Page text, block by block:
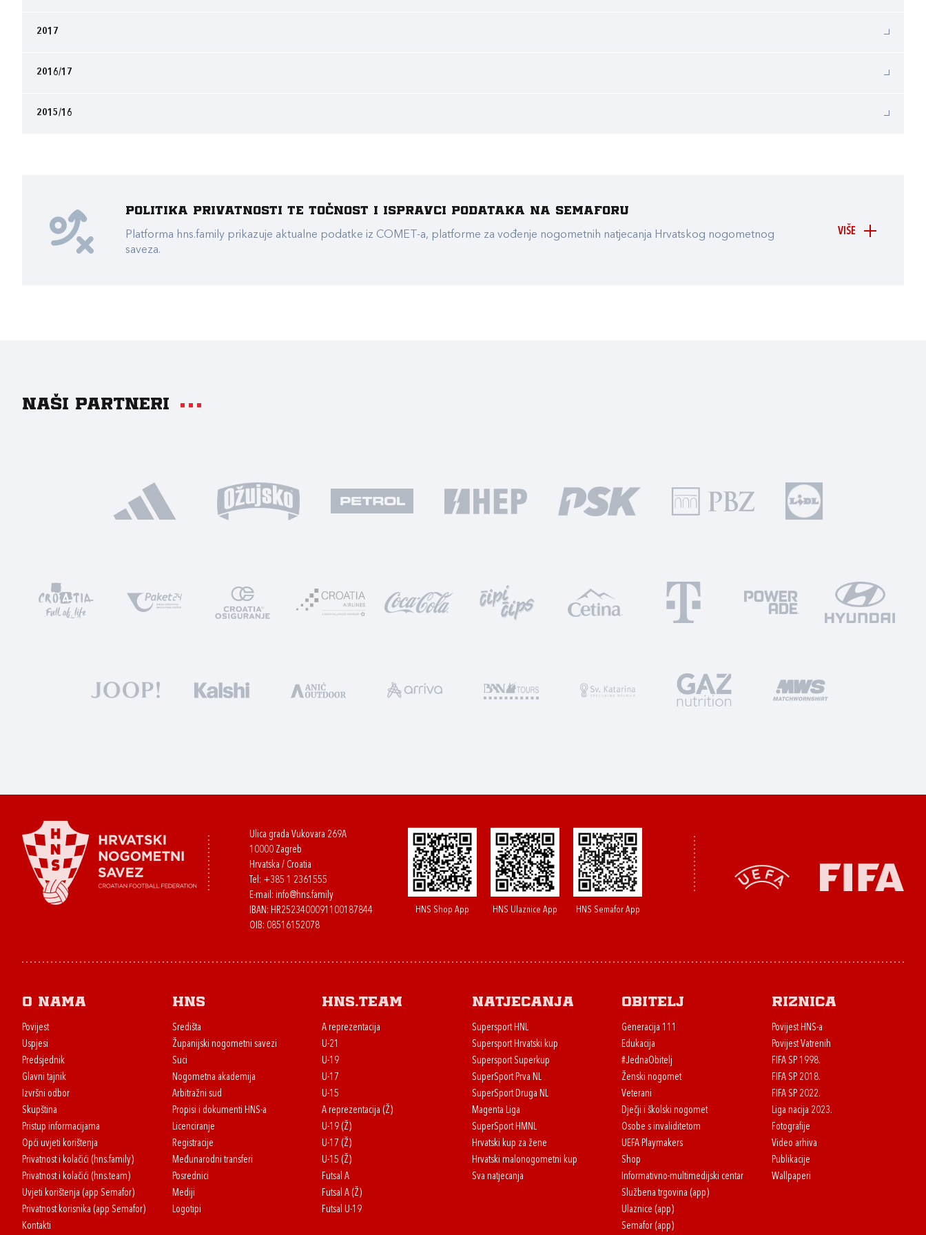
2017
2016/17
2015/16
VIŠE
Politika privatnosti te točnost i ispravci podataka na Semaforu
Platforma hns.family prikazuje aktualne podatke iz COMET-a, platforme za vođenje nogometnih natjecanja Hrvatskog nogometnog
saveza.
Naši partneri
Ulica grada Vukovara 269A
10000 Zagreb
Hrvatska / Croatia
Tel: +385 1 2361555
E-mail: info@hns.family
IBAN: HR2523400091100187844
OIB: 08516152078
HNS Shop App HNS Ulaznice App HNS Semafor App
O nama
Povijest
Uspjesi
Predsjednik
Glavni tajnik
Izvršni odbor
Skupština
Pristup informacijama
Opći uvjeti korištenja
Privatnost i kolačići (hns.family)
Privatnost i kolačići (hns.team)
Uvjeti korištenja (app Semafor)
Privatnost korisnika (app Semafor)
Kontakti
HNS
Središta
Županijski nogometni savezi
Suci
Nogometna akademija
Arbitražni sud
Propisi i dokumenti HNS-a
Licenciranje
Registracije
Međunarodni transferi
Posrednici
Mediji
Logotipi
HNS.team
A reprezentacija
U-21
U-19
U-17
U-15
A reprezentacija (Ž)
U-19 (Ž)
U-17 (Ž)
U-15 (Ž)
Futsal A
Futsal A (Ž)
Futsal U-19
Natjecanja
Supersport HNL
Supersport Hrvatski kup
Supersport Superkup
SuperSport Prva NL
SuperSport Druga NL
Magenta Liga
SuperSport HMNL
Hrvatski kup za žene
Hrvatski malonogometni kup
Sva natjecanja
Obitelj
Generacija 111
Edukacija
#JednaObitelj
Ženski nogomet
Veterani
Dječji i školski nogomet
Osobe s invaliditetom
UEFA Playmakers
Shop
Informativno-multimedijski centar
Službena trgovina (app)
Ulaznice (app)
Semafor (app)
Riznica
Povijest HNS-a
Povijest Vatrenih
FIFA SP 1998.
FIFA SP 2018.
FIFA SP 2022.
Liga nacija 2023.
Fotografije
Video arhiva
Publikacije
Wallpaperi